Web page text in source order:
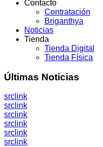
Contacto
Contratación
Briganthya
Noticias
Tienda
Tienda Digital
Tienda Física
Últimas Noticias
src link
src link
src link
src link
src link
src link